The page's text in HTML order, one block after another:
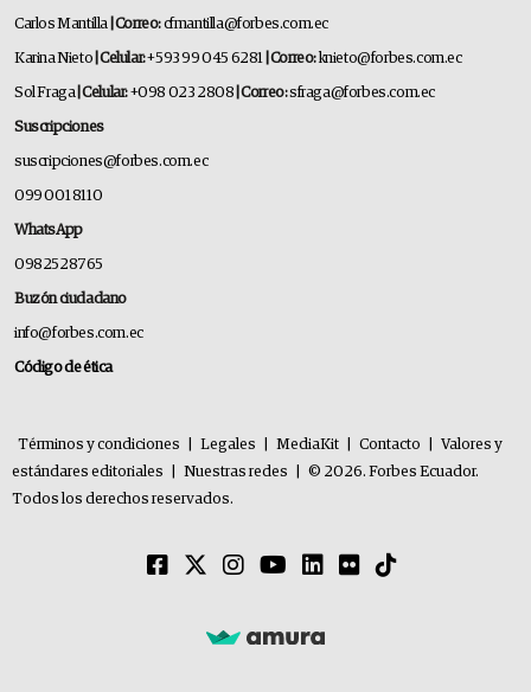
Carlos Mantilla | Correo:cfmantilla@forbes.com.ec
Karina Nieto | Celular:+593 99 045 6281 | Correo:knieto@forbes.com.ec
Sol Fraga| Celular:+098 023 2808 | Correo:sfraga@forbes.com.ec
Suscripciones
suscripciones@forbes.com.ec
099 001 8110
WhatsApp
0982528765
Buzón ciudadano
info@forbes.com.ec
Código de ética
Términos y condiciones Legales MediaKit Contacto
Valores y
estándares editoriales
Nuestras redes
© 2026. Forbes Ecuador.
Todos los derechos reservados.